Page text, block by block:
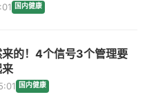
国内健康
的！4个信号3个管理要
国内健康